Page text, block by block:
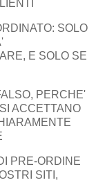
SOLO
E SOLO SE
PERCHE'
ACCETTANO
PRE-ORDINE
SITI,